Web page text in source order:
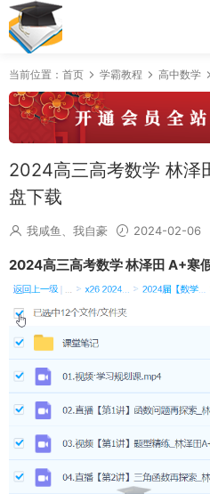
当前位置： 首页 学霸教程 高中数学
2024高三高考数学 林泽
盘下载
我咸鱼、我自豪 2024-02-06
2024高三高考数学 林泽田 A+寒